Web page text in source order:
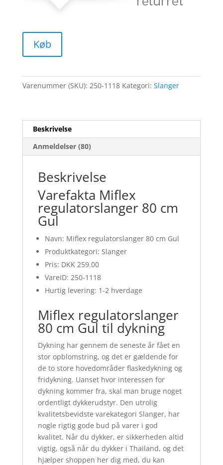
Køb
Varenummer (SKU): 250-1118 Kategori: Slanger
Beskrivelse
Anmeldelser (80)
Beskrivelse
Varefakta Miflex
regulatorslanger 80 cm
Gul
Navn: Miflex regulatorslanger 80 cm Gul
Produktkategori: Slanger
Pris: DKK 259.00
VareID: 250-1118
Hurtig levering: 1-2 hverdage
Miflex regulatorslanger
80 cm Gul til dykning
Dykning har gennem de seneste år fået en
stor opblomstring, og det er gældende for
de to store hovedområder flaskedykning og
fridykning. Uanset hvor interessen for
dykning kommer fra, skal man bruge noget
ordentligt dykkerudstyr. Den utrolig
kvalitetsbevidste varekategori Slanger, har
nogle rigtig gode bud på varer i god
kvalitet. Når du dykker, er sikkerheden altid
vigtig, også når du dykker i Thailand, og det
hjælper shoppen her dig med, du kan